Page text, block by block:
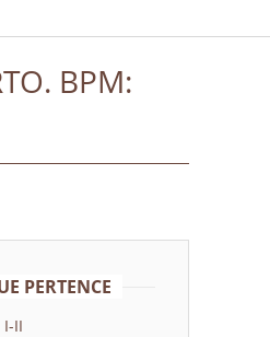
BPM:
PERTENCE
I-II